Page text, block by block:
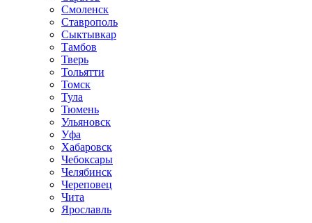
Смоленск
Ставрополь
Сыктывкар
Тамбов
Тверь
Тольятти
Томск
Тула
Тюмень
Ульяновск
Уфа
Хабаровск
Чебоксары
Челябинск
Череповец
Чита
Ярославль